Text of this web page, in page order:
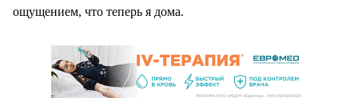
ощущением, что теперь я дома.